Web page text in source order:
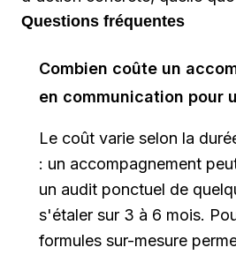
Questions fréquentes
Combien coûte un
en communication pour
Le coût varie selon la
: un accompagnement
un audit ponctuel de
s'étaler sur 3 à 6 mois.
formules sur-mesure